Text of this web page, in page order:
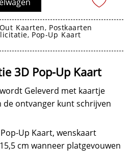
Kaarten, Postkaarten
, Pop-Up Kaart
3D Pop-Up Kaart
Geleverd met kaartje
ontvanger kunt schrijven
Up Kaart, wenskaart
cm wanneer platgevouwen